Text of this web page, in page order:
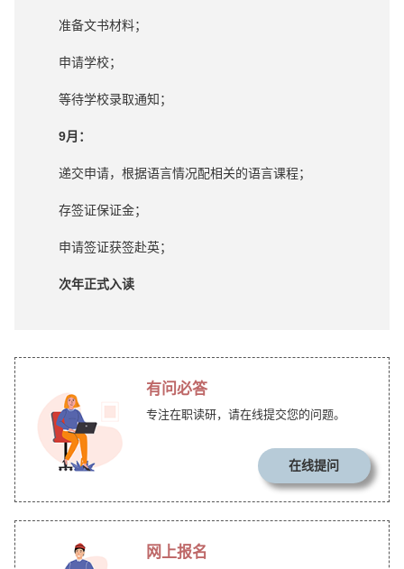
准备文书材料；
申请学校；
等待学校录取通知；
9月：
递交申请，根据语言情况配相关的语言课程；
存签证保证金；
申请签证获签赴英；
次年正式入读
有问必答
专注在职读研，请在线提交您的问题。
在线提问
网上报名